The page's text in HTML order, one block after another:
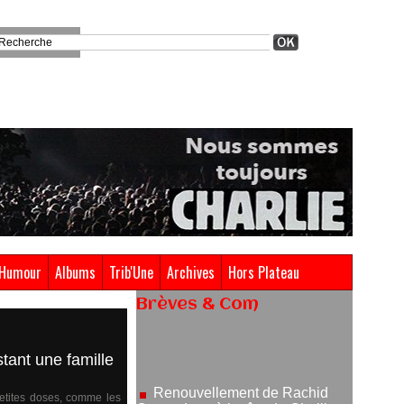
Humour Albums Trib'Une Archives Hors Plateau
une famille
doses, comme les
Brèves & Com